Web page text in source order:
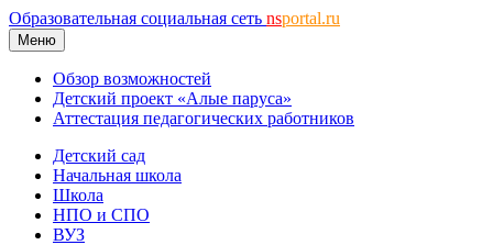
Образовательная социальная сеть nsportal.ru
Меню
Обзор возможностей
Детский проект «Алые паруса»
Аттестация педагогических работников
Детский сад
Начальная школа
Школа
НПО и СПО
ВУЗ